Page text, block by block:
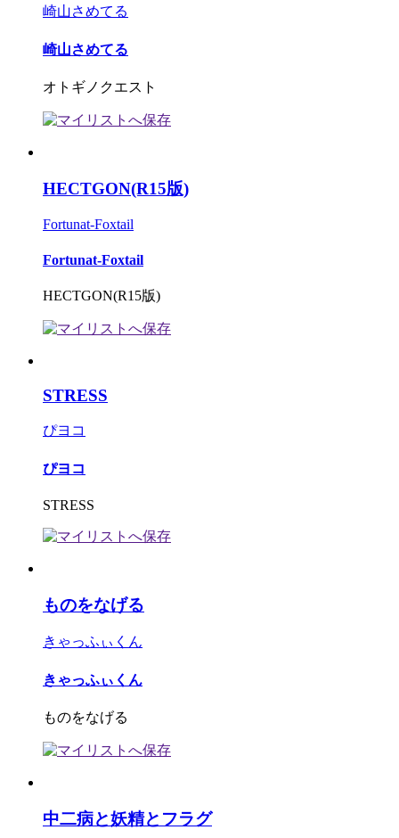
崎山さめてる
崎山さめてる
オトギノクエスト
HECTGON(R15版)
Fortunat-Foxtail
Fortunat-Foxtail
HECTGON(R15版)
STRESS
ぴヨコ
ぴヨコ
STRESS
ものをなげる
きゃっふぃくん
きゃっふぃくん
ものをなげる
中二病と妖精とフラグ